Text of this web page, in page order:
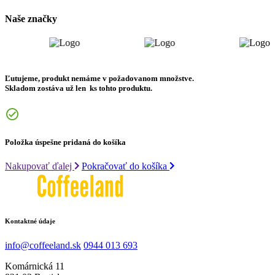
Naše značky
Ľutujeme, produkt nemáme v požadovanom množstve.
Skladom zostáva už len ks tohto produktu.
Položka úspešne pridaná do košíka
Nakupovať ďalej Pokračovať do košíka
Kontaktné údaje
info@coffeeland.sk 0944 013 693
Komárnická 11